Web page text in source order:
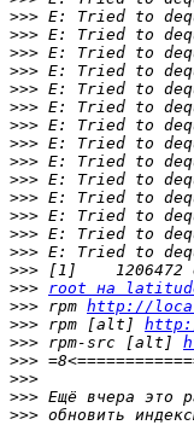
>>>
>>>
>>>
>>>
>>>
>>>
>>>
>>>
>>>
>>>
>>>
>>>
>>>
>>>
>>>
>>> root на
>>> rpm http://
>>> rpm [alt]
>>> rpm-src [alt]
>>>
>>>
>>>
>>>